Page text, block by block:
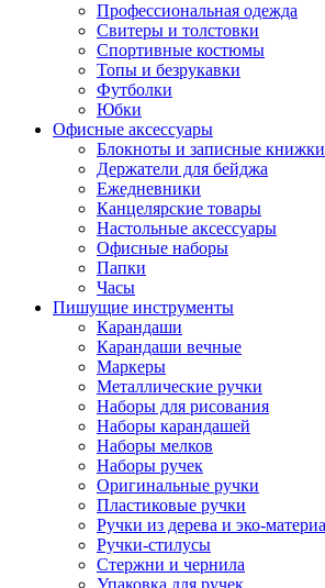
Профессиональная одежда
Свитеры и толстовки
Спортивные костюмы
Топы и безрукавки
Футболки
Юбки
Офисные аксессуары
Блокноты и записные книжки
Держатели для бейджа
Ежедневники
Канцелярские товары
Настольные аксессуары
Офисные наборы
Папки
Часы
Пишущие инструменты
Карандаши
Карандаши вечные
Маркеры
Металлические ручки
Наборы для рисования
Наборы карандашей
Наборы мелков
Наборы ручек
Оригинальные ручки
Пластиковые ручки
Ручки из дерева и эко-
Ручки-стилусы
Стержни и чернила
Упаковка для ручек